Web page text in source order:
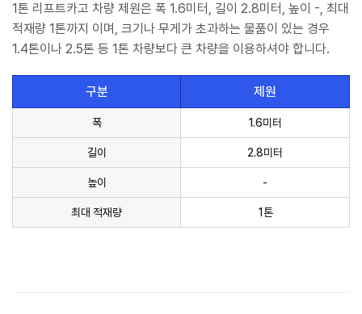
1톤 리프트카고 차량 제원은 폭 1.6미터, 길이 2.8미터, 높이 -, 최대
적재량 1톤까지 이며, 크기나 무게가 초과하는 물품이 있는 경우
1.4톤이나 2.5톤 등 1톤 차량보다 큰 차량을 이용하셔야 합니다.
구분 제원
폭 1.6미터
길이 2.8미터
높이 -
최대 적재량 1톤